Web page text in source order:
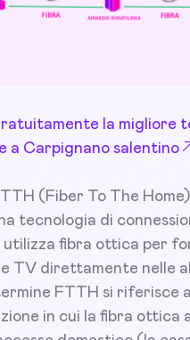
la migliore
a Carpignano salentino
(Fiber To The
tecnologia di
utilizza fibra ottica per
TV direttamente nelle
FTTH si riferisce
in cui la fibra ottica